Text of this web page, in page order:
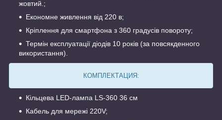
жовтий.;
Економне живлення від 220 в;
Кріплення для смартфона з 360 градусів повороту;
Термін експлуатації діодів 10 років (за повсякденного
використання).
КОМПЛЕКТАЦИЯ:
Кільцева LED-лампа LS-360 36 см
Кабель для мережі 220V;